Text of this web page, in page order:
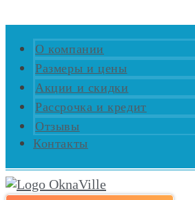
О компании
Размеры и цены
Акции и скидки
Рассрочка и кредит
Отзывы
Контакты